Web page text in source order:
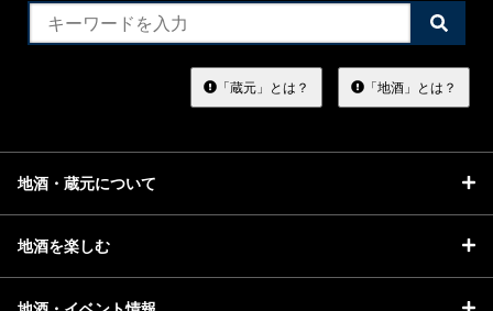
検
索
る
「蔵元」とは？ 「地酒」とは？
地酒・蔵元について
地酒を楽しむ